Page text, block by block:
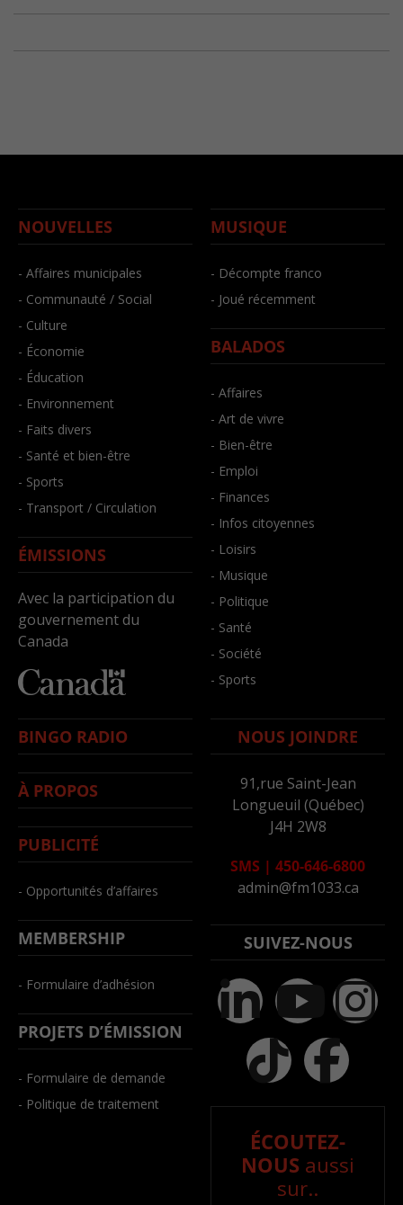
NOUVELLES
- Affaires municipales
- Communauté / Social
- Culture
- Économie
- Éducation
- Environnement
- Faits divers
- Santé et bien-être
- Sports
- Transport / Circulation
ÉMISSIONS
Avec la participation du
gouvernement du
Canada
MUSIQUE
- Décompte franco
- Joué récemment
BALADOS
- Affaires
- Art de vivre
- Bien-être
- Emploi
- Finances
- Infos citoyennes
- Loisirs
- Musique
- Politique
- Santé
- Société
- Sports
BINGO RADIO
À PROPOS
PUBLICITÉ
- Opportunités d’affaires
MEMBERSHIP
- Formulaire d’adhésion
PROJETS D’ÉMISSION
- Formulaire de demande
- Politique de traitement
NOUS JOINDRE
91,rue Saint-Jean
Longueuil (Québec)
J4H 2W8
SMS | 450-646-6800
admin@fm1033.ca
SUIVEZ-NOUS
ÉCOUTEZ-
NOUS aussi
sur..